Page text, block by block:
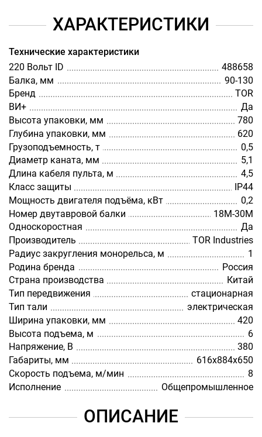
ХАРАКТЕРИСТИКИ
Технические характеристики
220 Вольт ID
488658
Балка, мм
90-130
Бренд
TOR
ВИ+
Да
Высота упаковки, мм
780
Глубина упаковки, мм
620
Грузоподъемность, т
0,5
Диаметр каната, мм
5,1
Длина кабеля пульта, м
4,5
Класс защиты
IP44
Мощность двигателя подъёма, кВт
0,2
Номер двутавровой балки
18М-30М
Односкоростная
Да
Производитель
TOR Industries
Радиус закругления монорельса, м
1
Родина бренда
Россия
Страна производства
Китай
Тип передвижения
стационарная
Тип тали
электрическая
Ширина упаковки, мм
420
Высота подъема, м
6
Напряжение, В
380
Габариты, мм
616х884х650
Скорость подъема, м/мин
8
Исполнение
Общепромышленное
ОПИСАНИЕ